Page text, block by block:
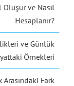
Oluşur ve Nasıl
Hesaplanır?
ve Günlük
Örnekleri
Arasındaki Fark